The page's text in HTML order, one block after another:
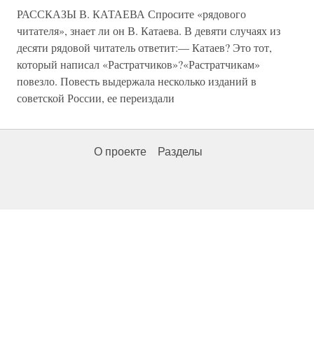
РАССКАЗЫ В. КАТАЕВА Спросите «рядового
читателя», знает ли он В. Катаева. В девяти случаях из
десяти рядовой читатель ответит:— Катаев? Это тот,
который написал «Растратчиков»?«Растратчикам»
повезло. Повесть выдержала несколько изданий в
советской России, ее переиздали
О проекте Разделы